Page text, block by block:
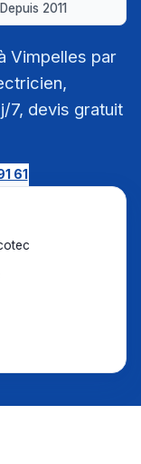
Depuis 2011
Vimpelles par
7, devis gratuit
61